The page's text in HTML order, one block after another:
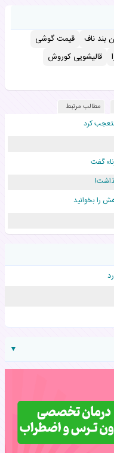
بند ناف
قیمت گوشی
قالیشویی کوروش
مطالب مرتبط
متعجب کرد
گفت
را بخوانید
داشته
▼